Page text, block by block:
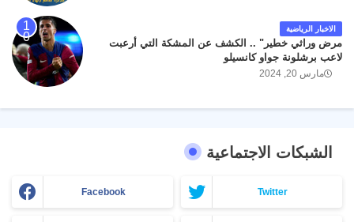
الاخبار الرياضية
مرض وراثي خطير" .. الكشف عن المشكة التي أرعبت
لاعب برشلونة جواو كانسيلو
مارس 20, 2024
الشبكات الاجتماعية
Facebook Twitter